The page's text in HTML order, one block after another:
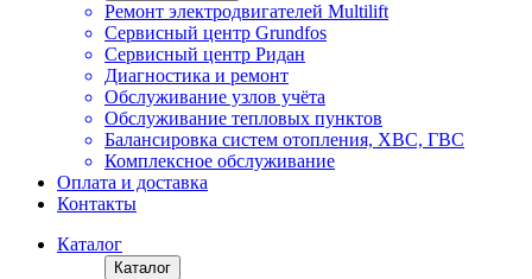
Ремонт электродвигателей Multilift
Сервисный центр Grundfos
Сервисный центр Ридан
Диагностика и ремонт
Обслуживание узлов учёта
Обслуживание тепловых пунктов
Балансировка систем отопления, ХВС, ГВС
Комплексное обслуживание
Оплата и доставка
Контакты
Каталог
Каталог